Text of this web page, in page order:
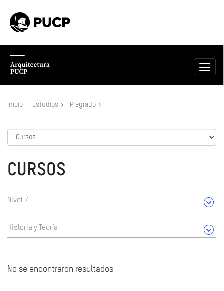
Inicio Estudios Pregrado
CURSOS
Nivel 7
Historia y Teoría
No se encontraron resultados